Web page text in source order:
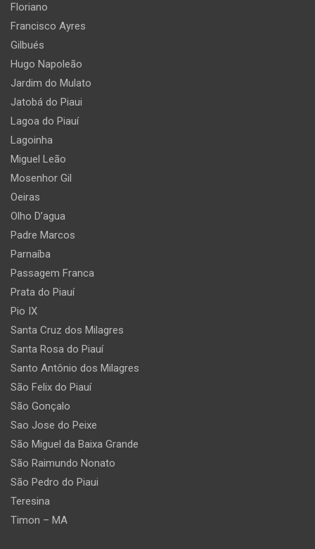
Floriano
Francisco Ayres
Gilbués
Hugo Napoleão
Jardim do Mulato
Jatobá do Piaui
Lagoa do Piauí
Lagoinha
Miguel Leão
Mosenhor Gil
Oeiras
Olho D’agua
Padre Marcos
Parnaíba
Passagem Franca
Prata do Piauí
Pio IX
Santa Cruz dos Milagres
Santa Rosa do Piauí
Santo Antônio dos Milagres
São Felix do Piauí
São Gonçalo
Sao Jose do Peixe
São Miguel da Baixa Grande
São Raimundo Nonato
São Pedro do Piaui
Teresina
Timon – MA